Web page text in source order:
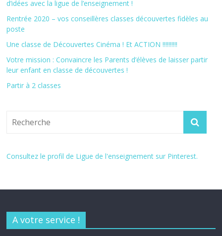
d’idées avec la ligue de l’enseignement !
Rentrée 2020 – vos conseillères classes découvertes fidèles au
poste
Une classe de Découvertes Cinéma ! Et ACTION !!!!!!!!!!
Votre mission : Convaincre les Parents d’élèves de laisser partir
leur enfant en classe de découvertes !
Partir à 2 classes
Consultez le profil de Ligue de l'enseignement sur Pinterest.
A votre service !